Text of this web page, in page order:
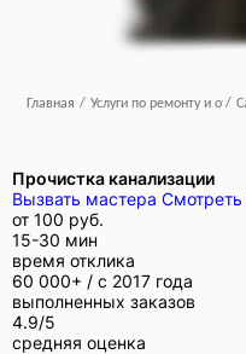
Главная / Услуги по ремонту и /
Прочистка канализации
Вызвать мастера
от 100 руб.
15-30 мин
время отклика
60 000+ / с 2017 года
выполненных заказов
4.9/5
средняя оценка